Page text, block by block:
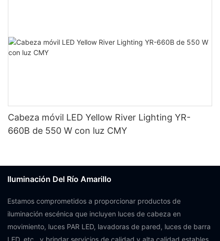
Cabeza móvil LED Yellow River Lighting YR-
660B de 550 W con luz CMY
Iluminación Del Río Amarillo
Estamos comprometidos a proporcionar productos de
iluminación escénica que incluyen luces de cabeza en
movimiento, luces PAR LED, lavadoras de pared, luces de barra
LED, etc., y brindar servicios de calidad y alta calidad estables.